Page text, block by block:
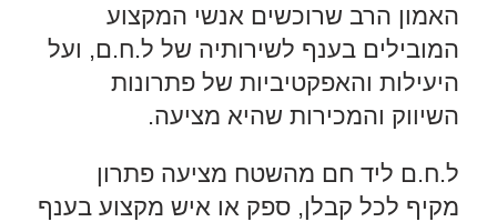
האמון הרב שרוכשים אנשי המקצוע
המובילים בענף לשירותיה של ל.ח.ם, ועל
היעילות והאפקטיביות של פתרונות
השיווק והמכירות שהיא מציעה.
ל.ח.ם ליד חם מהשטח מציעה פתרון
מקיף לכל קבלן, ספק או איש מקצוע בענף